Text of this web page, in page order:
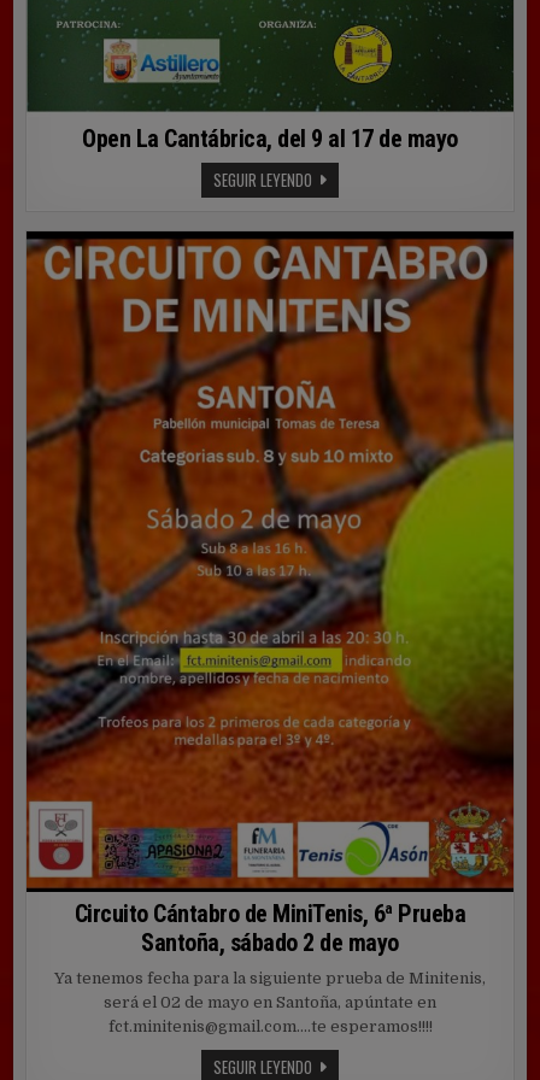
Open La Cantábrica, del 9 al 17 de mayo
SEGUIR LEYENDO OPEN
LA
DEL
9
AL
17
MAYO
Circuito Cántabro de MiniTenis, 6ª Prueba
Santoña, sábado 2 de mayo
Ya tenemos fecha para la siguiente prueba de Minitenis,
será el 02 de mayo en Santoña, apúntate en
fct.minitenis@gmail.com….te esperamos!!!!
SEGUIR LEYENDO CIRCUITO